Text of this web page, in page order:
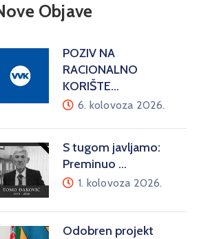
Objave
POZIV NA
RACIONALNO
KORIŠTE…
6. kolovoza 2026.
S tugom javljamo:
Preminuo …
1. kolovoza 2026.
Odobren projekt